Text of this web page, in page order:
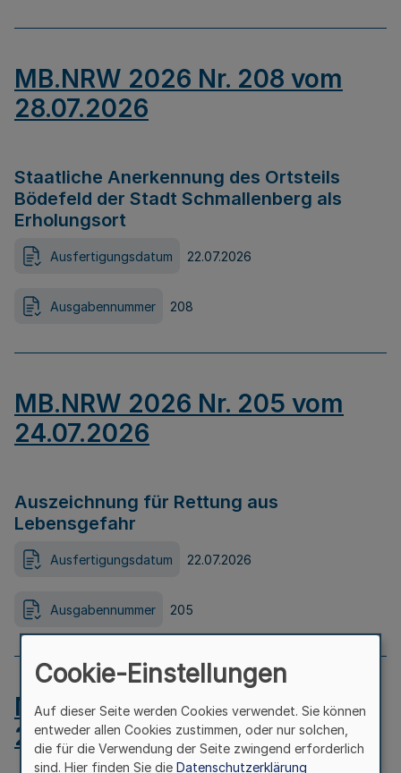
MB.NRW 2026 Nr. 208 vom
28.07.2026
Staatliche Anerkennung des Ortsteils
Bödefeld der Stadt Schmallenberg als
Erholungsort
Ausfertigungsdatum 22.07.2026
Ausgabennummer 208
MB.NRW 2026 Nr. 205 vom
24.07.2026
Auszeichnung für Rettung aus
Lebensgefahr
Ausfertigungsdatum 22.07.2026
Ausgabennummer 205
MB.NRW 2026 Nr. 204 vom
24.07.2026
Cookie-Einstellungen
Auf dieser Seite werden Cookies verwendet. Sie können
entweder allen Cookies zustimmen, oder nur solchen,
die für die Verwendung der Seite zwingend erforderlich
sind. Hier finden Sie die Datenschutzerklärung